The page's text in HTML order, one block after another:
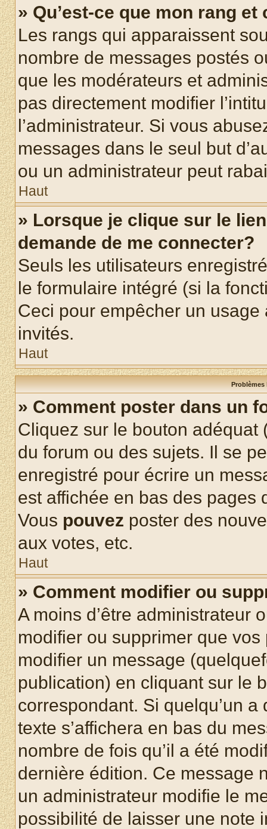
» Qu’est-ce que mon rang
Les rangs qui apparaissent
nombre de messages postés
que les modérateurs et
pas directement modifier
l’administrateur. Si vous
messages dans le seul but
ou un administrateur peut
Haut
» Lorsque je clique sur le
demande de me connecter?
Seuls les utilisateurs
le formulaire intégré (si la
Ceci pour empêcher un
invités.
Haut
Problèmes
» Comment poster dans un
Cliquez sur le bouton
du forum ou des sujets. Il se
enregistré pour écrire un
est affichée en bas des pages
Vous pouvez poster des
aux votes, etc.
Haut
» Comment modifier ou
A moins d’être administrateur
modifier ou supprimer que
modifier un message
publication) en cliquant sur le
correspondant. Si quelqu’un
texte s’affichera en bas du
nombre de fois qu’il a été
dernière édition. Ce message
un administrateur modifie le
possibilité de laisser une note